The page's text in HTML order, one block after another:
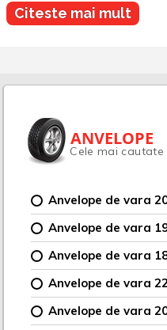
Citeste mai mult
ANVELOPE
Cele mai cautate
Anvelope de vara
Anvelope de vara
Anvelope de vara
Anvelope de vara
Anvelope de vara